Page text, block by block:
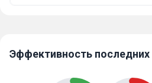
Эффективность последних